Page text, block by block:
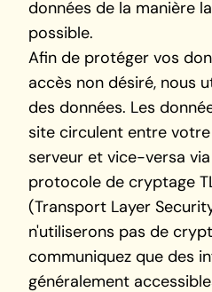
données de la manière
possible.
Afin de protéger vos
accès non désiré, nous
des données. Les
site circulent entre
serveur et vice-versa
protocole de cryptage
(Transport Layer
n'utiliserons pas de
communiquez que des
généralement